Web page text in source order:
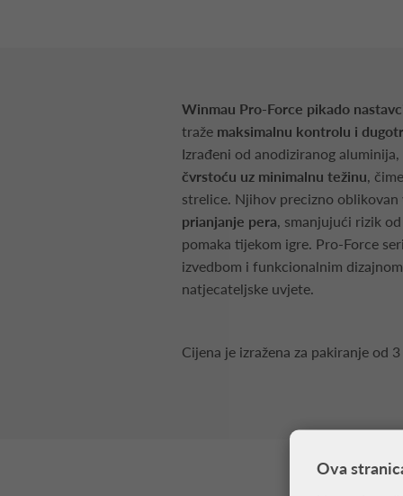
Winmau Pro-Force pikado
traže maksimalnu kontrolu i
Izrađeni od anodiziranog
čvrstoću uz minimalnu težinu,
strelice. Njihov precizno oblikovan
prianjanje pera, smanjujući rizik
pomaka tijekom igre. Pro-Force
izvedbom i funkcionalnim
natjecateljske uvjete.
Cijena je izražena za pakiranje od
Ova